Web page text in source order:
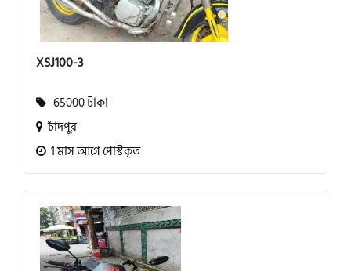
XSJ100-3
65000 টাকা
চাঁদপুর
1 মাস আগে পোস্টকৃত